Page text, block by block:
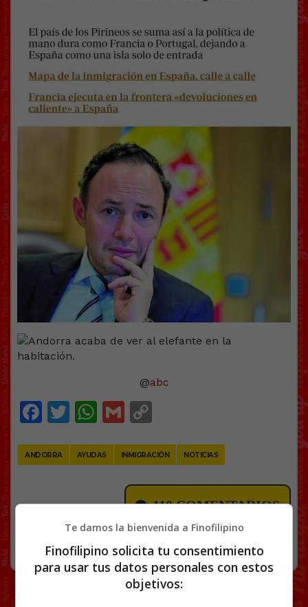
@abc
Facebook
Twitter
WhatsApp
Gmail
ANDORRA AYUDAS INMIGRACIÓN NOTICIAS
110 COMENTARIOS
Te damos la bienvenida a Finofilipino
Finofilipino solicita tu consentimiento
para usar tus datos personales con estos
objetivos: